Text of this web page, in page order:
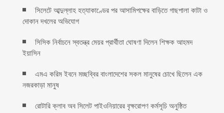
সিলেটে আব্দুল্লাহ হত্যাকাণ্ডের পর আসামিপক্ষের বাড়িতে গাছপালা কাটা ও
দোকান দখলের অভিযোগ
সিসিক নির্বাচনে স্বতন্ত্র মেয়র প্রার্থীতা ঘোষণা দিলেন শিক্ষক আহমদ
ইয়াসিন
এমএ করিম ইবনে মচ্ছব্বির বাংলাদেশের সকল মানুষের চোখে ছিলেন এক
নজরকাড়া মানুষ ‎
রোটারি ক্লাব অব সিলেট পাইওনিয়ারের বৃক্ষরোপণ কর্মসূচি অনুষ্ঠিত